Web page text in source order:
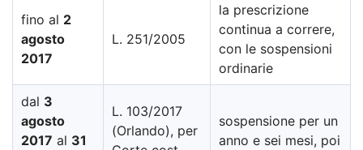
fino al 2
agosto
2017
L. 251/2005
la prescrizione
continua a correre,
con le sospensioni
ordinarie
dal 3
agosto
2017 al 31
L. 103/2017
(Orlando), per
sospensione per un
anno e sei mesi, poi